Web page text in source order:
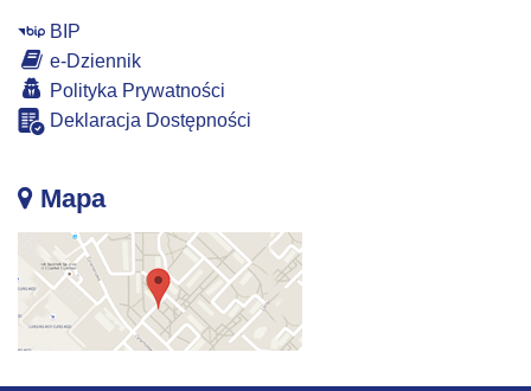
BIP
e-Dziennik
Polityka Prywatności
Deklaracja Dostępności
Mapa